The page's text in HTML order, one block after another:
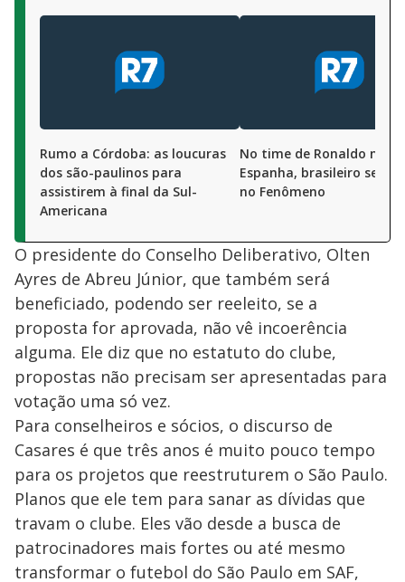
Rumo a Córdoba: as loucuras
dos são-paulinos para
assistirem à final da Sul-
Americana
No time de Ronaldo na
Espanha, brasileiro se
no Fenômeno
O presidente do Conselho Deliberativo, Olten
Ayres de Abreu Júnior, que também será
beneficiado, podendo ser reeleito, se a
proposta for aprovada, não vê incoerência
alguma. Ele diz que no estatuto do clube,
propostas não precisam ser apresentadas para
votação uma só vez.
Para conselheiros e sócios, o discurso de
Casares é que três anos é muito pouco tempo
para os projetos que reestruturem o São Paulo.
Planos que ele tem para sanar as dívidas que
travam o clube. Eles vão desde a busca de
patrocinadores mais fortes ou até mesmo
transformar o futebol do São Paulo em SAF,